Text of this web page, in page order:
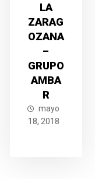
LA
ZARAG
OZANA
–
GRUPO
AMBA
R
mayo
18, 2018